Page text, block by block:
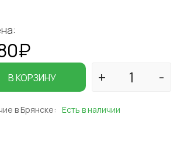
В КОРЗИНУ
в Брянске: Есть в наличии